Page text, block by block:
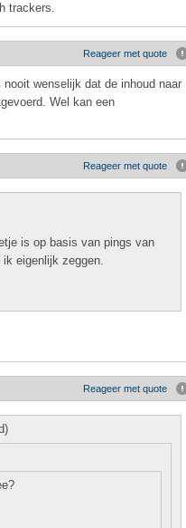
trackers.
Reageer met quote
wenselijk dat de inhoud naar
Wel kan een
Reageer met quote
is op basis van pings van
eigenlijk zeggen.
Reageer met quote